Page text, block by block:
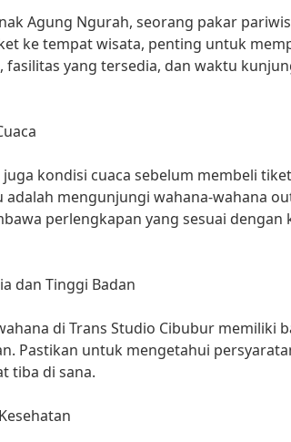
Agung Ngurah, seorang pakar
ke tempat wisata, penting untuk
fasilitas yang tersedia, dan waktu
kondisi cuaca sebelum membeli
adalah mengunjungi wahana-wahana
perlengkapan yang sesuai dengan
dan Tinggi Badan
di Trans Studio Cibubur memiliki
Pastikan untuk mengetahui
tiba di sana.